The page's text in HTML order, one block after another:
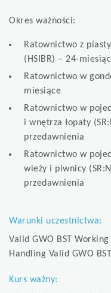
Okres ważności:
Ratownictwo z
(HSIBR) – 24-
Ratownictwo w
miesiące
Ratownictwo w
i wnętrza łopaty
przedawnienia
Ratownictwo w
wieży i piwnicy
przedawnienia
Warunki uczestnictwa:
Valid GWO BST
Handling Valid GWO
Kurs ważny: